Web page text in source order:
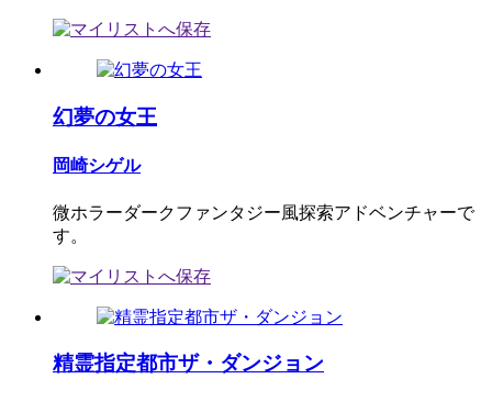
幻夢の女王
岡崎シゲル
微ホラーダークファンタジー風探索アドベンチャーで
す。
精霊指定都市ザ・ダンジョン